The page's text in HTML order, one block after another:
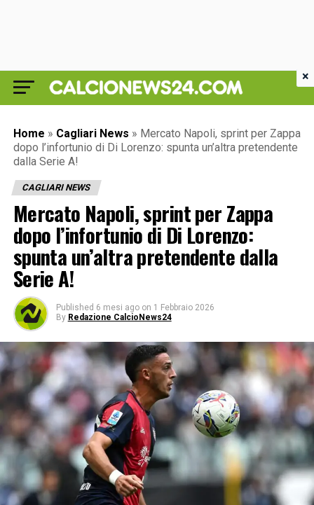
Home » Cagliari News » Mercato Napoli, sprint per Zappa
dopo l’infortunio di Di Lorenzo: spunta un’altra pretendente
dalla Serie A!
CAGLIARI NEWS
Mercato Napoli, sprint per Zappa
dopo l’infortunio di Di Lorenzo:
spunta un’altra pretendente dalla
Serie A!
Published 6 mesi ago on 1 Febbraio 2026
By Redazione CalcioNews24
×